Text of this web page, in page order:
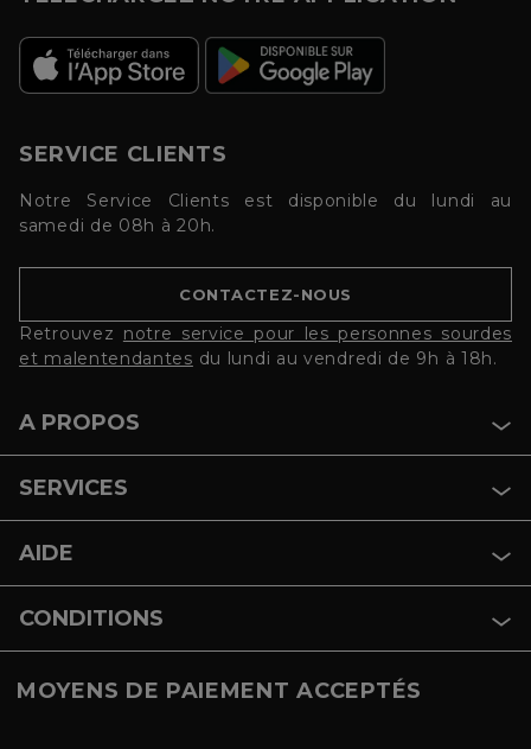
SERVICE CLIENTS
Notre Service Clients est disponible du lundi au
samedi de 08h à 20h.
CONTACTEZ-NOUS
Retrouvez notre service pour les personnes sourdes
et malentendantes du lundi au vendredi de 9h à 18h.
A PROPOS
SERVICES
AIDE
CONDITIONS
MOYENS DE PAIEMENT ACCEPTÉS